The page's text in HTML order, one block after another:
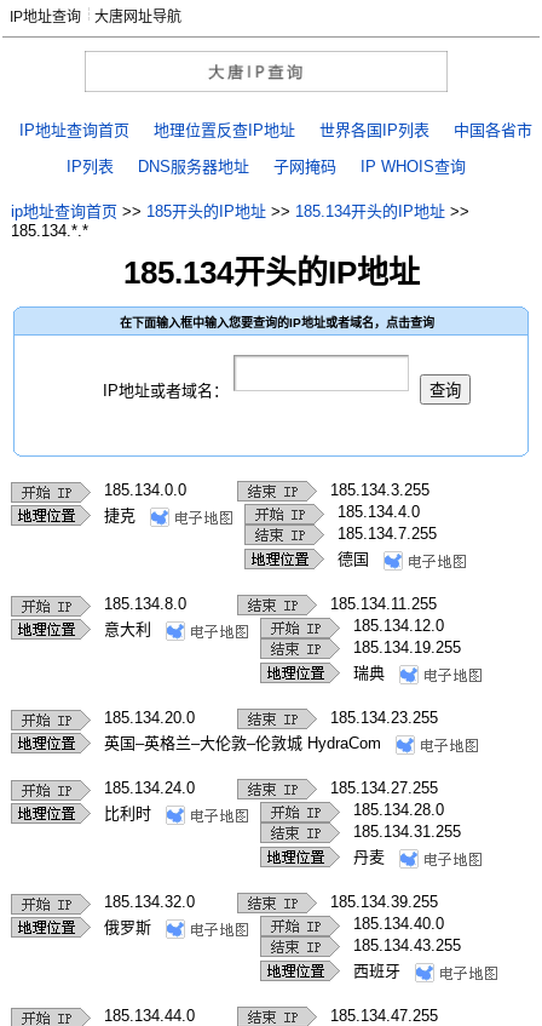
大唐网址导航
IP地址查询
IP地址查询首页 地理位置反查IP地址 世界各国IP列表
中国各省市
IP列表
DNS服务器地址 子网掩码 IP WHOIS查询
ip地址查询首页>> 185开头的IP地址>> 185.134开头的IP地址>>
185.134.*.*
185.134开头的IP地址
在下面输入框中输入您要查询的IP地址或者域名，点击查询
IP地址或者域名：
185.134.0.0
185.134.3.255
捷克
185.134.4.0
185.134.7.255
德国
185.134.8.0
185.134.11.255
意大利
185.134.12.0
185.134.19.255
瑞典
185.134.20.0
185.134.23.255
英国–英格兰–大伦敦–伦敦城 HydraCom
185.134.24.0
185.134.27.255
比利时
185.134.28.0
185.134.31.255
丹麦
185.134.32.0
185.134.39.255
俄罗斯
185.134.40.0
185.134.43.255
西班牙
185.134.44.0
185.134.47.255